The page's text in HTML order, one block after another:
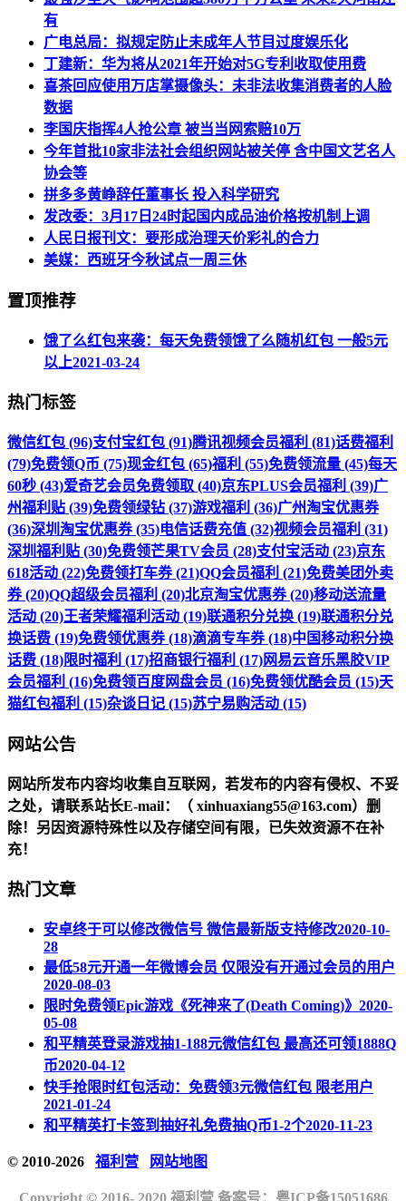
有
广电总局：拟规定防止未成年人节目过度娱乐化
丁建新：华为将从2021年开始对5G专利收取使用费
喜茶回应使用万店掌摄像头：未非法收集消费者的人脸
数据
李国庆指挥4人抢公章 被当当网索赔10万
今年首批10家非法社会组织网站被关停 含中国文艺名人
协会等
拼多多黄峥辞任董事长 投入科学研究
发改委：3月17日24时起国内成品油价格按机制上调
人民日报刊文：要形成治理天价彩礼的合力
美媒：西班牙今秋试点一周三休
置顶推荐
饿了么红包来袭：每天免费领饿了么随机红包 一般5元
以上2021-03-24
热门标签
微信红包 (96)支付宝红包 (91)腾讯视频会员福利 (81)话费福利
(79)免费领Q币 (75)现金红包 (65)福利 (55)免费领流量 (45)每天
60秒 (43)爱奇艺会员免费领取 (40)京东PLUS会员福利 (39)广
州福利贴 (39)免费领绿钻 (37)游戏福利 (36)广州淘宝优惠券
(36)深圳淘宝优惠券 (35)电信话费充值 (32)视频会员福利 (31)
深圳福利贴 (30)免费领芒果TV会员 (28)支付宝活动 (23)京东
618活动 (22)免费领打车券 (21)QQ会员福利 (21)免费美团外卖
券 (20)QQ超级会员福利 (20)北京淘宝优惠券 (20)移动送流量
活动 (20)王者荣耀福利活动 (19)联通积分兑换 (19)联通积分兑
换话费 (19)免费领优惠券 (18)滴滴专车券 (18)中国移动积分换
话费 (18)限时福利 (17)招商银行福利 (17)网易云音乐黑胶VIP
会员福利 (16)免费领百度网盘会员 (16)免费领优酷会员 (15)天
猫红包福利 (15)杂谈日记 (15)苏宁易购活动 (15)
网站公告
网站所发布内容均收集自互联网，若发布的内容有侵权、不妥
之处，请联系站长E-mail：（ xinhuaxiang55@163.com）删
除！另因资源特殊性以及存储空间有限，已失效资源不在补
充！
热门文章
安卓终于可以修改微信号 微信最新版支持修改2020-10-
28
最低58元开通一年微博会员 仅限没有开通过会员的用户
2020-08-03
限时免费领Epic游戏《死神来了(Death Coming)》 2020-
05-08
和平精英登录游戏抽1-188元微信红包 最高还可领1888Q
币2020-04-12
快手抢限时红包活动：免费领3元微信红包 限老用户
2021-01-24
和平精英打卡签到抽好礼免费抽Q币1-2个2020-11-23
© 2010-2026 福利营 网站地图
Copyright © 2016- 2020 福利营 备案号： 粤ICP备15051686